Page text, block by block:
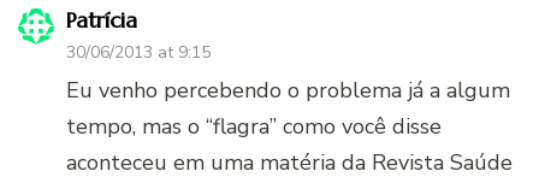
Patrícia
30/06/2013 at 9:15
Eu venho percebendo o problema já a algum
tempo, mas o “flagra” como você disse
aconteceu em uma matéria da Revista Saúde